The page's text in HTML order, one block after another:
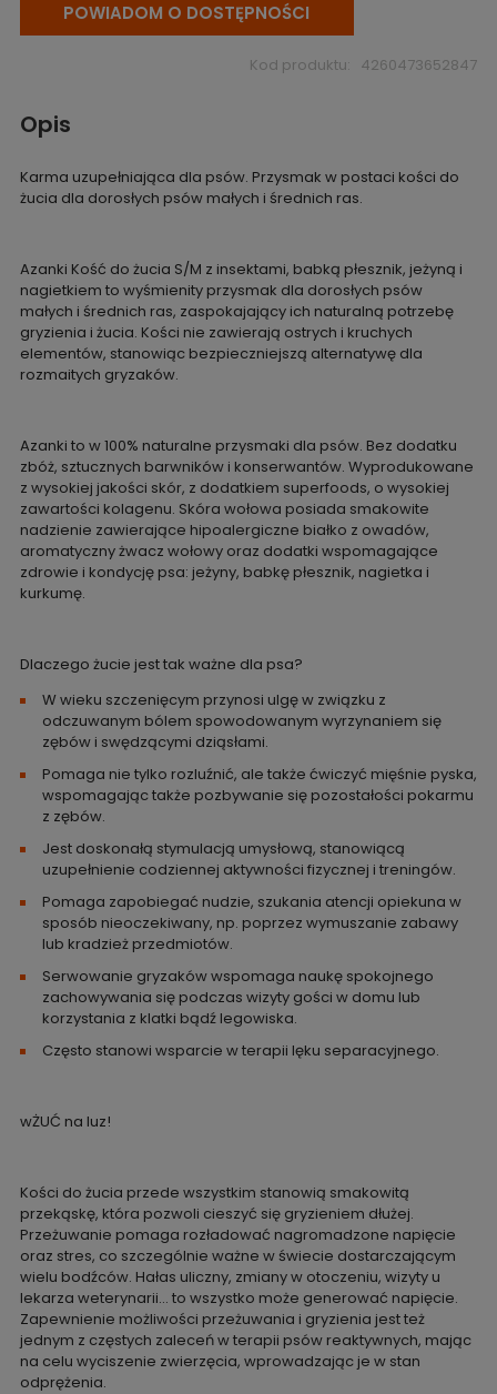
POWIADOM O DOSTĘPNOŚCI
Kod produktu: 4260473652847
Opis
Karma uzupełniająca dla psów. Przysmak w postaci kości do
żucia dla dorosłych psów małych i średnich ras.
Azanki Kość do żucia S/M z insektami, babką płesznik, jeżyną i
nagietkiem to wyśmienity przysmak dla dorosłych psów
małych i średnich ras, zaspokajający ich naturalną potrzebę
gryzienia i żucia. Kości nie zawierają ostrych i kruchych
elementów, stanowiąc bezpieczniejszą alternatywę dla
rozmaitych gryzaków.
Azanki to w 100% naturalne przysmaki dla psów. Bez dodatku
zbóż, sztucznych barwników i konserwantów. Wyprodukowane
z wysokiej jakości skór, z dodatkiem superfoods, o wysokiej
zawartości kolagenu. Skóra wołowa posiada smakowite
nadzienie zawierające hipoalergiczne białko z owadów,
aromatyczny żwacz wołowy oraz dodatki wspomagające
zdrowie i kondycję psa: jeżyny, babkę płesznik, nagietka i
kurkumę.
Dlaczego żucie jest tak ważne dla psa?
W wieku szczenięcym przynosi ulgę w związku z
odczuwanym bólem spowodowanym wyrzynaniem się
zębów i swędzącymi dziąsłami.
Pomaga nie tylko rozluźnić, ale także ćwiczyć mięśnie pyska,
wspomagając także pozbywanie się pozostałości pokarmu
z zębów.
Jest doskonałą stymulacją umysłową, stanowiącą
uzupełnienie codziennej aktywności fizycznej i treningów.
Pomaga zapobiegać nudzie, szukania atencji opiekuna w
sposób nieoczekiwany, np. poprzez wymuszanie zabawy
lub kradzież przedmiotów.
Serwowanie gryzaków wspomaga naukę spokojnego
zachowywania się podczas wizyty gości w domu lub
korzystania z klatki bądź legowiska.
Często stanowi wsparcie w terapii lęku separacyjnego.
wŻUĆ na luz!
Kości do żucia przede wszystkim stanowią smakowitą
przekąskę, która pozwoli cieszyć się gryzieniem dłużej.
Przeżuwanie pomaga rozładować nagromadzone napięcie
oraz stres, co szczególnie ważne w świecie dostarczającym
wielu bodźców. Hałas uliczny, zmiany w otoczeniu, wizyty u
lekarza weterynarii… to wszystko może generować napięcie.
Zapewnienie możliwości przeżuwania i gryzienia jest też
jednym z częstych zaleceń w terapii psów reaktywnych, mając
na celu wyciszenie zwierzęcia, wprowadzając je w stan
odprężenia.